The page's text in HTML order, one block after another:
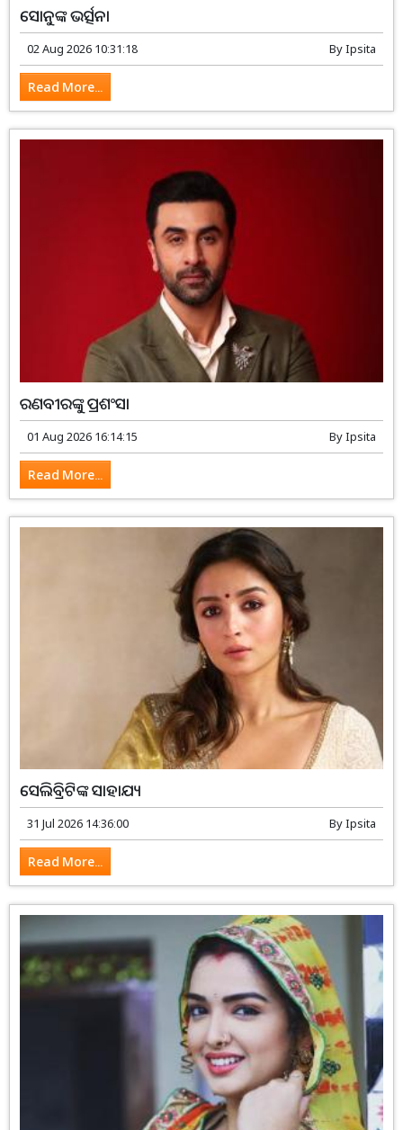
ସୋନୁଙ୍କ ଭର୍ତ୍ସନା
02 Aug 2026 10:31:18 ByIpsita
Read More...
ରଣବୀରଙ୍କୁ ପ୍ରଶଂସା
01 Aug 2026 16:14:15 ByIpsita
Read More...
ସେଲିବ୍ରିଟିଙ୍କ ସାହାଯ୍ୟ
31 Jul 2026 14:36:00 ByIpsita
Read More...